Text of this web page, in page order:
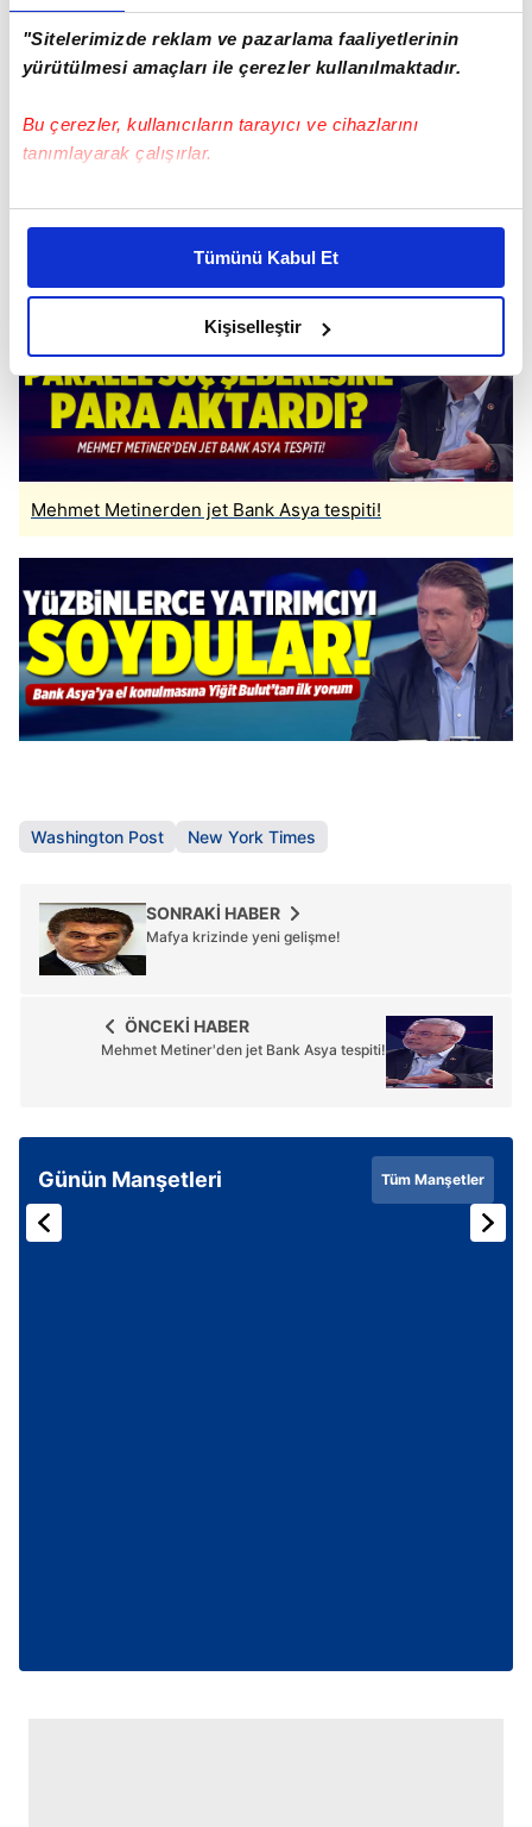
"Sitelerimizde reklam ve pazarlama faaliyetlerinin
yürütülmesi amaçları ile çerezler kullanılmaktadır.
Bu çerezler, kullanıcıların tarayıcı ve cihazlarını
tanımlayarak çalışırlar.
Bu çerezlere izin vermeniz halinde sizlere özel
daha iyi reklam deneyimi yaşatabiliriz. Bunu yaparken
amacımızın size daha iyi bir reklam deneyimi sunmak
olduğunu ve sizlere en iyi içerikleri sunabilmek adına
elimizden gelen çabayı gösterdiğimizi ve bu noktada,
reklamların maliyetlerimizi karşılamak noktasında tek gelir
kalemimiz olduğunu sizlere hatırlatmak isteriz.
Her halükârda, kullanıcılar, bu çerezlere izin vermedikleri
gösterilmeyecektir."
Sizlere daha iyi bir hizmet sunabilmek için İnternet
Sitemizde kendimize ve üçüncü kişilere ait çerezler
kullanılmaktadır. Bu çerezler vasıtasıyla çeşitli kişisel
verileriniz işlenmekte olup gerekli olan çerezler bilgi
toplumu hizmetlerinin sunulması amacıyla
kullanılmaktadır. Diğer çerezler, sitemizin daha işlevsel
için Ayarlar butonuna tıklayabilir,Çerez Bilgilendirme
Metnimiziziyaret edebilirsiniz.
hazırlanmış Aydınlatma Metnimizi okumak ve sitemizde
ilgili mevzuata uygun olarak kullanılan çerezlerle ilgili bilgi
Tümünü Kabul Et
Kişiselleştir
Gülen örgütünün inine girildi!
Mehmet Metinerden jet Bank Asya tespiti!
Washington Post New York Times
SONRAKİ HABER
Mafya krizinde yeni gelişme!
ÖNCEKİ HABER
Mehmet Metiner'den jet Bank Asya tespiti!
Günün Manşetleri Tüm Manşetler